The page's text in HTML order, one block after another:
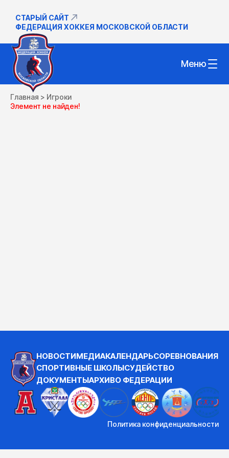
СТАРЫЙ САЙТ
ФЕДЕРАЦИЯ ХОККЕЯ МОСКОВСКОЙ ОБЛАСТИ
Меню
Главная > Игроки
Элемент не найден!
НОВОСТИМЕДИАКАЛЕНДАРЬСОРЕВНОВАНИЯ
СПОРТИВНЫЕ ШКОЛЫСУДЕЙСТВО
ДОКУМЕНТЫАРХИВО ФЕДЕРАЦИИ
Политика конфиденциальности